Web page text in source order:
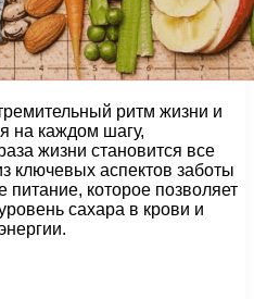
ритм жизни и
на каждом шагу,
жизни становится все
ключевых аспектов заботы
питание, которое позволяет
сахара в крови и